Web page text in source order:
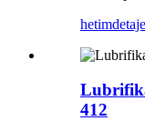
hetimdetaje
412